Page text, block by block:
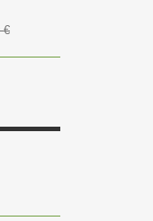
€